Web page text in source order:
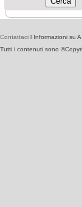
Contattaci l Informazioni su
Tutti i contenuti sono